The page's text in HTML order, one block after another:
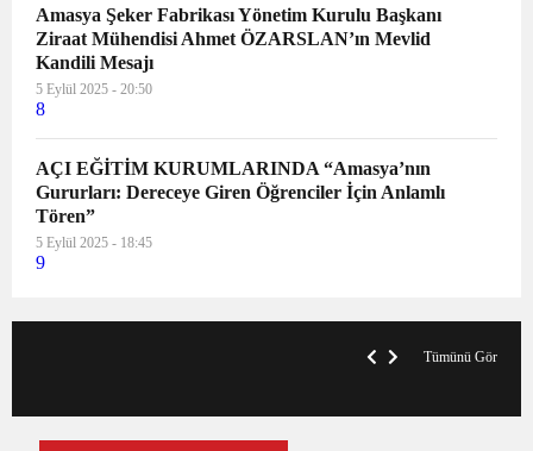
Amasya Şeker Fabrikası Yönetim Kurulu Başkanı
Ziraat Mühendisi Ahmet ÖZARSLAN’ın Mevlid
Kandili Mesajı
5 Eylül 2025 - 20:50
8
AÇI EĞİTİM KURUMLARINDA “Amasya’nın
Gururları: Dereceye Giren Öğrenciler İçin Anlamlı
Tören”
5 Eylül 2025 - 18:45
9
Tümünü Gör